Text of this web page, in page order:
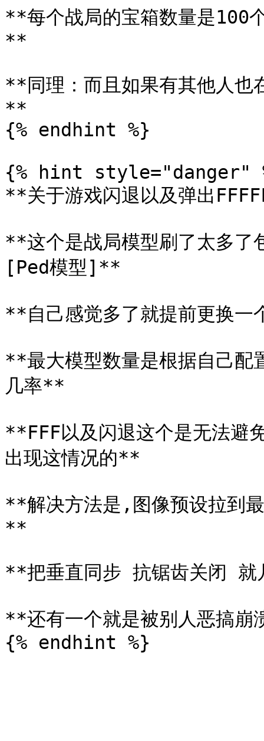
**每个战局的宝箱数量是100
**
**同理：而且如果有其他人也
**
{% endhint %}
{% hint style="danger"
**关于游戏闪退以及弹出
**这个是战局模型刷了太多
[Ped模型]**
**自己感觉多了就提前更换一
**最大模型数量是根据自己
几率**
**FFF以及闪退这个是无法避
出现这情况的**
**解决方法是,图像预设拉到
**
**把垂直同步 抗锯齿关闭 就
**还有一个就是被别人恶搞崩